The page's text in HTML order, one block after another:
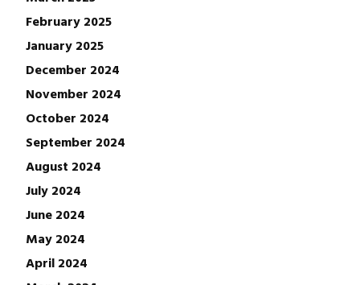
February 2025
January 2025
December 2024
November 2024
October 2024
September 2024
August 2024
July 2024
June 2024
May 2024
April 2024